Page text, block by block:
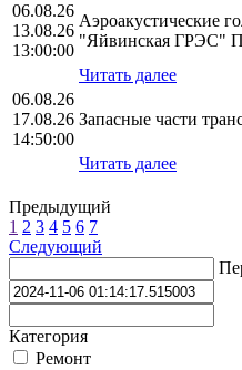
06.08.26
13.08.26
13:00:00
Аэроакустические
"Яйвинская ГРЭС"
Читать далее
06.08.26
17.08.26
14:50:00
Запасные части
Читать далее
Предыдущий
1 2 3 4 5 6 7
Следующий
Категория
Ремонт